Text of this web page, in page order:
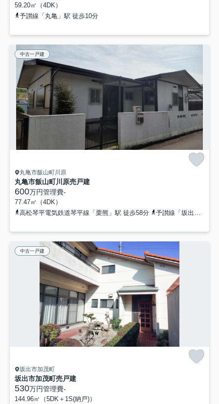
59.20㎡（4DK）
予讃線「丸亀」駅 徒歩10分
中古一戸建
丸亀市飯山町川原
丸亀市飯山町川原売戸建
600万円管理費-
77.47㎡（4DK）
高松琴平電気鉄道琴平線「栗熊」駅 徒歩58分
予讃線「坂出」駅 徒歩78分
中古一戸建
坂出市加茂町
坂出市加茂町売戸建
530万円管理費-
144.96㎡（5DK＋1S(納戸)）